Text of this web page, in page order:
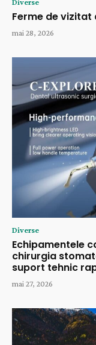
Diverse
Ferme de vizitat
mai 28, 2026
Diverse
Echipamentele
chirurgia
suport tehnic
mai 27, 2026